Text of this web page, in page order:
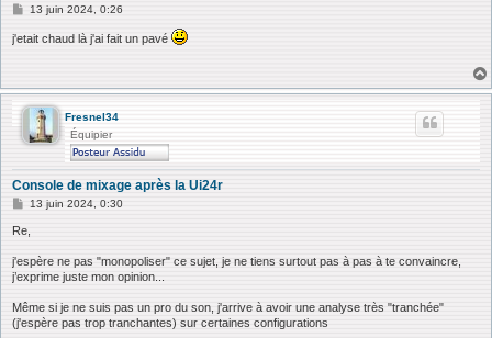
M
s
e
13 juin 2024, 0:26
j'etait chaud là j'ai fait un pavé
Fresnel34
Équipier
Console de mixage après la Ui24r
M
s
g
e
13 juin 2024, 0:30
Re,
j'espère ne pas "monopoliser" ce sujet, je ne tiens surtout pas à pas à te convaincre,
j’exprime juste mon opinion...
Même si je ne suis pas un pro du son, j'arrive à avoir une analyse très "tranchée"
(j'espère pas trop tranchantes) sur certaines configurations